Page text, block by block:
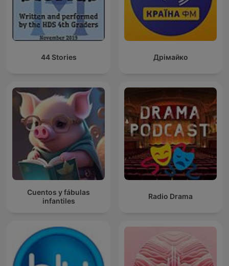
44 Stories Дрімайко
Cuentos y fábulas
infantiles
Radio Drama